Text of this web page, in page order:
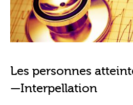
Les personnes
—Interpellation